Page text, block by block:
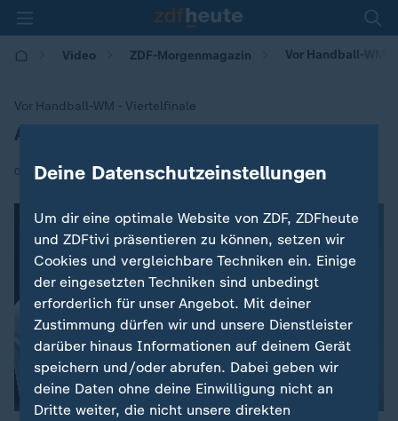
Video ZDF-Morgenmagazin Vor Handball-WM
Vor Handball-WM - Viertelfinale
:
Althaus: "Immer voller Fokus"
09.12.2025 | 05:30
Deine Datenschutzeinstellungen
Um dir eine optimale Website von ZDF, ZDFheute
und ZDFtivi präsentieren zu können, setzen wir
Cookies und vergleichbare Techniken ein. Einige
der eingesetzten Techniken sind unbedingt
erforderlich für unser Angebot. Mit deiner
Zustimmung dürfen wir und unsere Dienstleister
darüber hinaus Informationen auf deinem Gerät
speichern und/oder abrufen. Dabei geben wir
deine Daten ohne deine Einwilligung nicht an
Dritte weiter, die nicht unsere direkten